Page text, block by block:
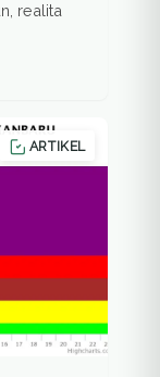
realita
ARTIKEL